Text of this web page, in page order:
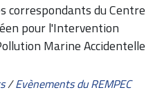
correspondants du Centre
pour l'Intervention
Marine Accidentelle
/Evènements du REMPEC